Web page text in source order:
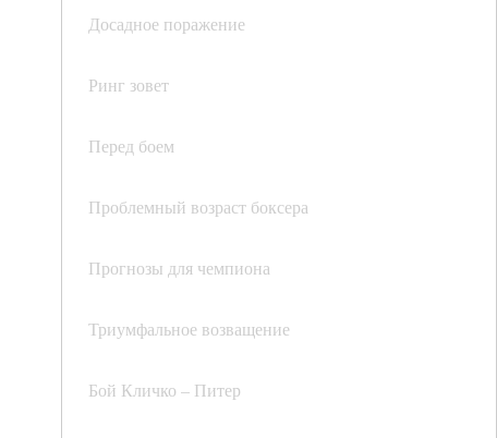
Досадное поражение
Ринг зовет
Перед боем
Проблемный возраст боксера
Прогнозы для чемпиона
Триумфальное возващение
Бой Кличко – Питер